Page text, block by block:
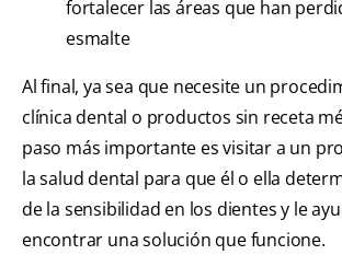
fortalecer las áreas que han
esmalte
Al final, ya sea que necesite un
clínica dental o productos sin receta
paso más importante es visitar a un
la salud dental para que él o ella
de la sensibilidad en los dientes y le
encontrar una solución que funcione.